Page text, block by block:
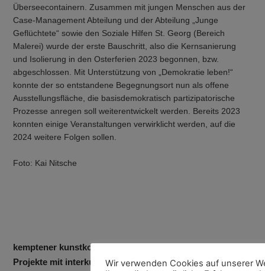
Überseecontainern. Zusammen mit jungen Menschen aus der
Case-Management Abteilung und der Abteilung „Junge
Geflüchtete“ sowie den Soziale Hilfen St. Georg (Bereich
Malerei) wurde der erste Bauschritt, also die Kernsanierung
und Isolierung in den Osterferien 2023 begonnen, bzw.
abgeschlossen. Mit Unterstützung von „Demokratie leben!“
konnte der so entstandene Begegnungsort nun als offene
Ausstellungsfläche, die basisdemokratisch partizipatorische
Prozesse anregen soll weiterentwickelt werden. Bereits 2023
konnten einige Veranstaltungen verwirklicht werden, auf die
2024 weitere Folgen sollen.
Foto: Kai Nitsche
kemptener kunstkoffer & Co. - kunstpädagogische
Projekte mit interkulturellen Communities
Wir verwenden Cookies auf unserer